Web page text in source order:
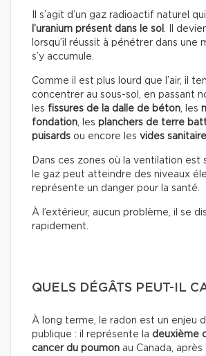
Il s’agit d’un gaz radioactif naturel qui
l’uranium présent dans le sol
. Il
lorsqu’il réussit à pénétrer dans une
s’y accumule.
Comme il est plus lourd que l’air, il
concentrer au sous-sol, en passant
les fissures de la dalle de béton , les
fondation , les planchers de terre
puisards ou encore les vides
Dans ces zones où la ventilation est
le gaz peut atteindre des niveaux
représente un danger pour la santé.
À l’extérieur, aucun problème, il se
rapidement.
QUELS DÉGÂTS PEUT-IL
À long terme, le radon est un enjeu
publique : il représente la deuxième
cancer du poumon au Canada, après